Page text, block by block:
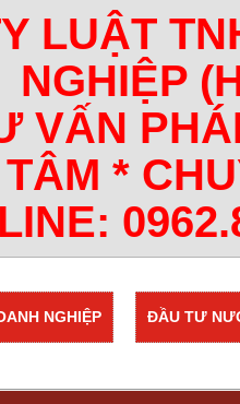
LUẬT
NGHIỆP
VẤN
*
ĐẦU TƯ
NGHIỆP